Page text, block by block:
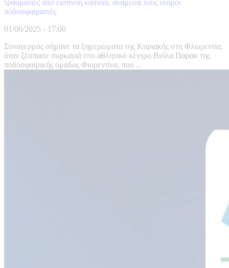
τραυματίες από εισπνοή καπνού, ανάμεσά τους νεαροί
ποδοσφαιριστές
01/06/2025 - 17:00
Συναγερμός σήμανε τα ξημερώματα της Κυριακής στη Φλωρεντία,
όταν ξέσπασε πυρκαγιά στο αθλητικό κέντρο Βιόλα Παρακ της
ποδοσφαιρικής ομάδας Φιορεντίνα, που ...